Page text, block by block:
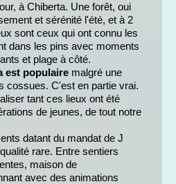
à Chiberta. Une forêt, oui
et sérénité l'été, et à 2
sont ceux qui ont connu les
dans les pins avec moments
et plage à côté.
est populaire malgré une
cossues. C'est en partie vrai.
tant ces lieux ont été
de jeunes, de tout notre
datant du mandat de J
rare. Entre sentiers
maison de
avec des animations